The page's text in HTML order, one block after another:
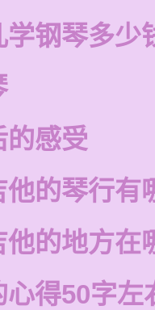
学钢琴多少
的感受
他的琴行有
他的地方在
心得50字左